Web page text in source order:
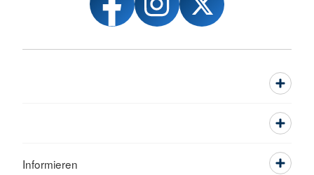
Informieren